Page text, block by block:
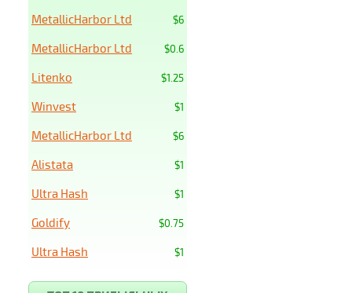
$6
MetallicHarbor Ltd
$0.6
MetallicHarbor Ltd
$1.25
Litenko
$1
Winvest
$6
MetallicHarbor Ltd
$1
Alistata
$1
Ultra Hash
$0.75
Goldify
$1
Ultra Hash